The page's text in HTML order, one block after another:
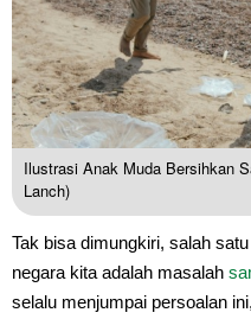
Ilustrasi Anak Muda Bersihkan
Lanch)
Tak bisa dimungkiri, salah
negara kita adalah masalah
selalu menjumpai persoalan